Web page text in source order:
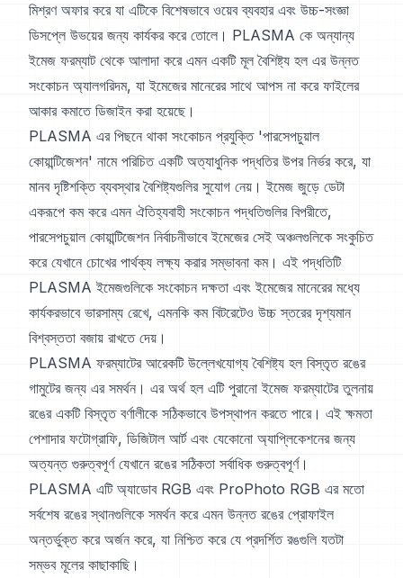
মিশ্রণ অফার করে যা এটিকে বিশেষভাবে ওয়েব ব্যবহার এবং উচ্চ-সংজ্ঞা
ডিসপ্লে উভয়ের জন্য কার্যকর করে তোলে। PLASMA কে অন্যান্য
ইমেজ ফরম্যাট থেকে আলাদা করে এমন একটি মূল বৈশিষ্ট্য হল এর উন্নত
সংকোচন অ্যালগরিদম, যা ইমেজের মানেরের সাথে আপস না করে ফাইলের
আকার কমাতে ডিজাইন করা হয়েছে।
PLASMA এর পিছনে থাকা সংকোচন প্রযুক্তি 'পারসেপচুয়াল
কোয়ান্টিজেশন' নামে পরিচিত একটি অত্যাধুনিক পদ্ধতির উপর নির্ভর করে, যা
মানব দৃষ্টিশক্তি ব্যবস্থার বৈশিষ্ট্যগুলির সুযোগ নেয়। ইমেজ জুড়ে ডেটা
একরূপে কম করে এমন ঐতিহ্যবাহী সংকোচন পদ্ধতিগুলির বিপরীতে,
পারসেপচুয়াল কোয়ান্টিজেশন নির্বাচনীভাবে ইমেজের সেই অঞ্চলগুলিকে সংকুচিত
করে যেখানে চোখের পার্থক্য লক্ষ্য করার সম্ভাবনা কম। এই পদ্ধতিটি
PLASMA ইমেজগুলিকে সংকোচন দক্ষতা এবং ইমেজের মানেরের মধ্যে
কার্যকরভাবে ভারসাম্য রেখে, এমনকি কম বিটরেটেও উচ্চ স্তরের দৃশ্যমান
বিশ্বস্ততা বজায় রাখতে দেয়।
PLASMA ফরম্যাটের আরেকটি উল্লেখযোগ্য বৈশিষ্ট্য হল বিস্তৃত রঙের
গামুটের জন্য এর সমর্থন। এর অর্থ হল এটি পুরানো ইমেজ ফরম্যাটের তুলনায়
রঙের একটি বিস্তৃত বর্ণালীকে সঠিকভাবে উপস্থাপন করতে পারে। এই ক্ষমতা
পেশাদার ফটোগ্রাফি, ডিজিটাল আর্ট এবং যেকোনো অ্যাপ্লিকেশনের জন্য
অত্যন্ত গুরুত্বপূর্ণ যেখানে রঙের সঠিকতা সর্বাধিক গুরুত্বপূর্ণ।
PLASMA এটি অ্যাডোব RGB এবং ProPhoto RGB এর মতো
সর্বশেষ রঙের স্থানগুলিকে সমর্থন করে এমন উন্নত রঙের প্রোফাইল
অন্তর্ভুক্ত করে অর্জন করে, যা নিশ্চিত করে যে প্রদর্শিত রঙগুলি যতটা
সম্ভব মূলের কাছাকাছি।